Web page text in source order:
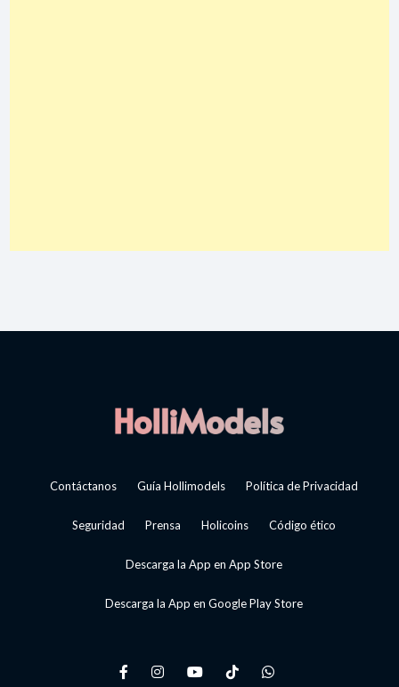
Contáctanos Guía Hollimodels Política de Privacidad
Seguridad Prensa Holicoins Código ético
Descarga la App en App Store
Descarga la App en Google Play Store